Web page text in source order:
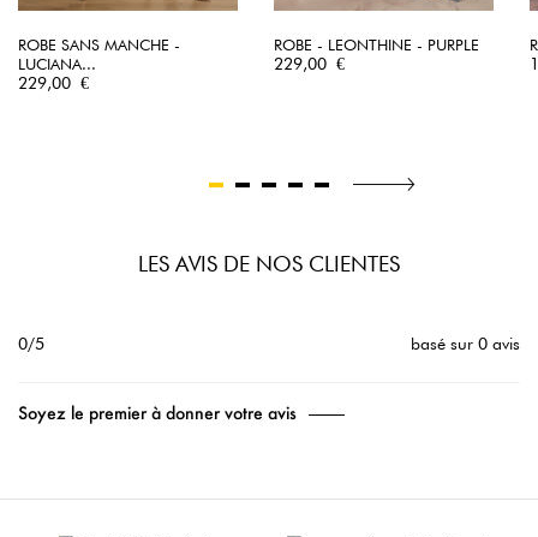
ROBE SANS MANCHE -
LUCIANA...
Prix
229,00 €
ROBE - LEONTHINE - PURPLE
Prix
229,00 €
LES AVIS DE NOS CLIENTES
0/5 basé sur 0 avis
Soyez le premier à donner votre avis